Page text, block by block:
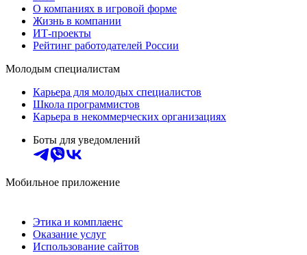
О компаниях в игровой форме
Жизнь в компании
ИТ-проекты
Рейтинг работодателей России
Молодым специалистам
Карьера для молодых специалистов
Школа программистов
Карьера в некоммерческих организациях
Боты для уведомлений
Мобильное приложение
Этика и комплаенс
Оказание услуг
Использование сайтов